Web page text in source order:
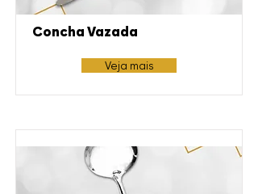
Concha Vazada
Veja mais